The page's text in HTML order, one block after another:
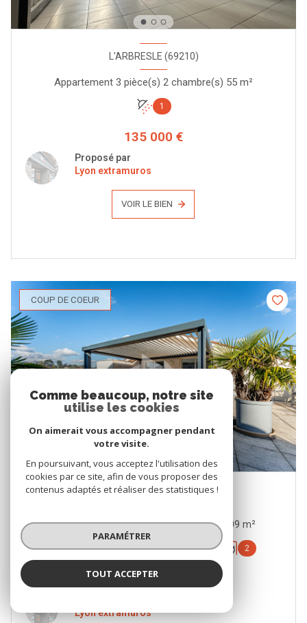
L'ARBRESLE (69210)
Appartement 3 pièce(s) 2 chambre(s) 55 m²
1
135 000 €
Proposé par
Lyon extramuros
VOIR LE BIEN
COUP DE COEUR
TASSIN-LA-DEMI-LUNE (69160)
Appartement 5 pièce(s) 3 chambre(s) 109 m²
Balcon Ascenseur 2
550 000 €
Lyon extramuros
Comme beaucoup, notre site
utilise les cookies
On aimerait vous accompagner pendant
votre visite.
En poursuivant, vous acceptez l'utilisation des
cookies par ce site, afin de vous proposer des
contenus adaptés et réaliser des statistiques !
PARAMÉTRER
TOUT ACCEPTER